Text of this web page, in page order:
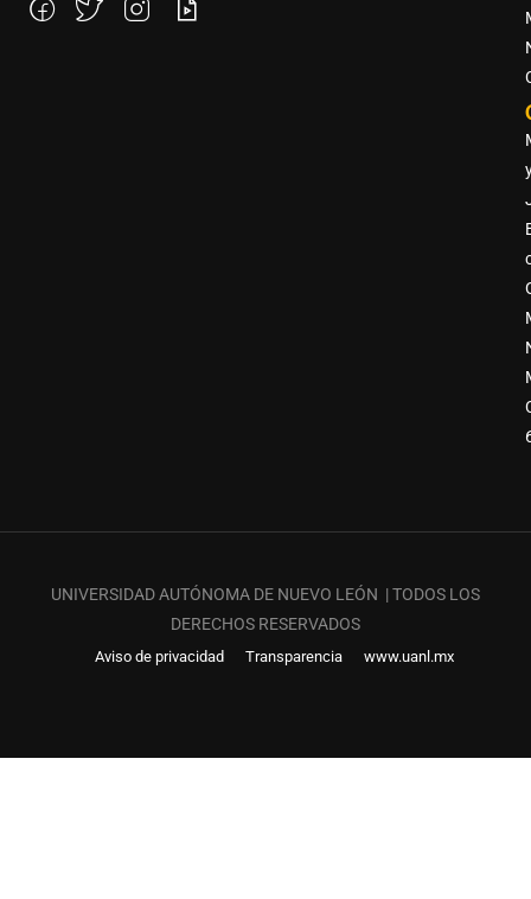
UNIVERSIDAD AUTÓNOMA DE NUEVO LEÓN | TODOS LOS
DERECHOS RESERVADOS
Aviso de privacidad Transparencia www.uanl.mx